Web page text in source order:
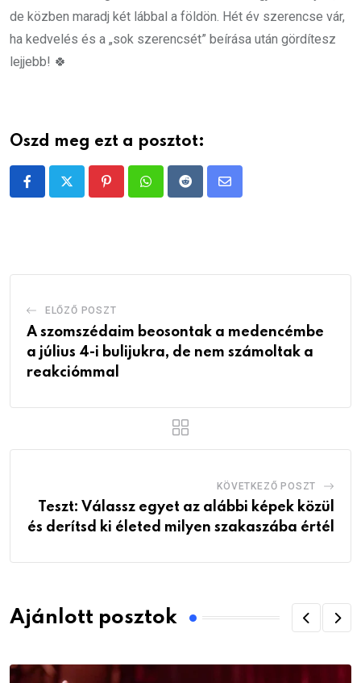
de közben maradj két lábbal a földön. Hét év szerencse vár,
ha kedvelés és a „sok szerencsét” beírása után gördítesz
lejjebb! 🍀
Oszd meg ezt a posztot:
PinterestWhatsappRedditShare
ELŐZŐ POSZT
A szomszédaim beosontak a medencémbe
a július 4-i bulijukra, de nem számoltak a
reakciómmal
KÖVETKEZŐ POSZT
Teszt: Válassz egyet az alábbi képek közül
és derítsd ki életed milyen szakaszába értél
Ajánlott posztok